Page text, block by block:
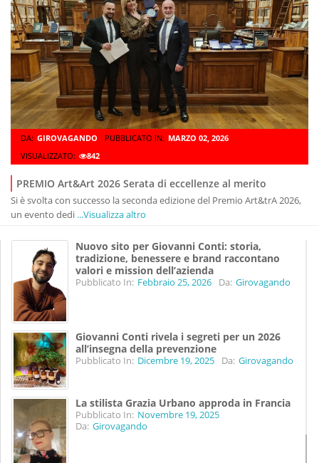
DA: GIROVAGANDO PUBBLICATO IN: MARZO 02, 2026
VISUALIZZATO:
842
PREMIO Art&Art 2026 Serata di eccellenze al merito
Si è svolta con successo la seconda edizione del Premio Art&trA 2026,
un evento dedi ...Visualizza altro
Nuovo sito per Giovanni Conti: storia,
tradizione, benessere e brand raccontano
valori e mission dell’azienda
Pubblicato In: Febbraio 25, 2026 Da: Girovagando
Giovanni Conti rivela i segreti per un 2026
all’insegna della prevenzione
Pubblicato In: Dicembre 19, 2025 Da: Girovagando
La stilista Grazia Urbano approda in Francia
Pubblicato In: Novembre 19, 2025
Da: Girovagando